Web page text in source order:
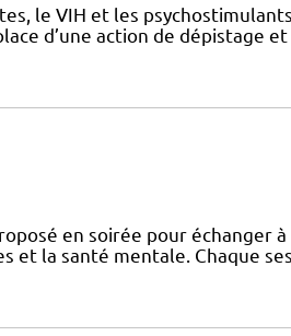
le VIH et les
d’une action de dépistage et
en soirée pour échanger
et la santé mentale. Chaque